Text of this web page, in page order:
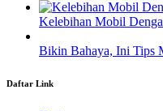
Kelebihan Mobil
Bikin Bahaya, Ini Tips
Daftar Link